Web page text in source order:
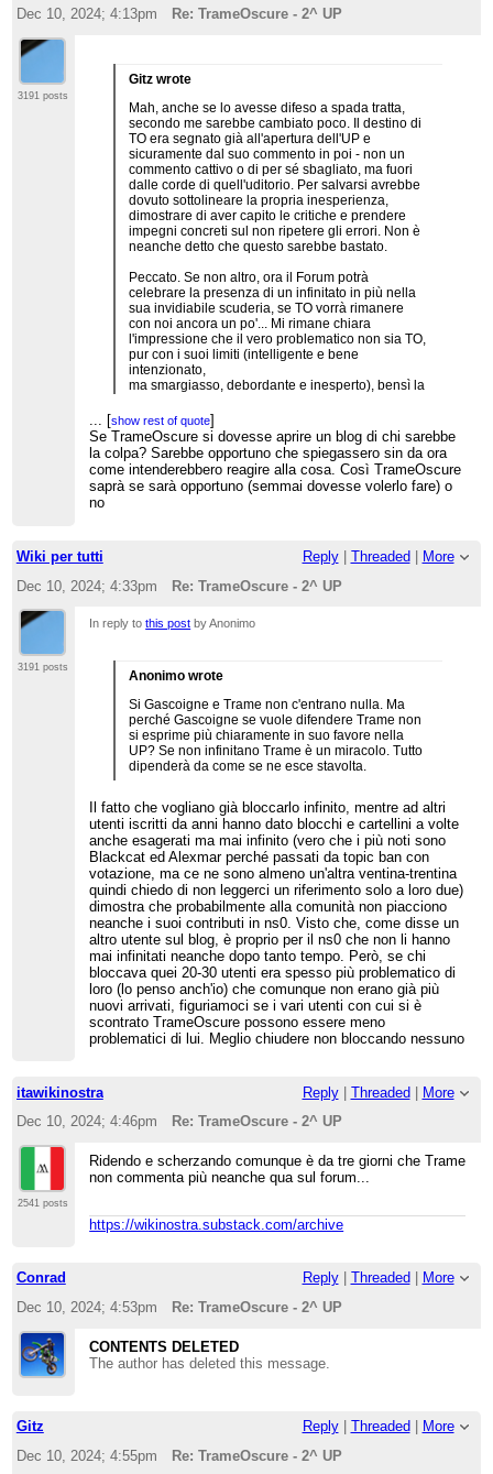
Dec 10, 2024; 4:13pm Re: TrameOscure - 2^ UP
3191 posts
Gitz wrote
Mah, anche se lo avesse difeso a spada tratta,
secondo me sarebbe cambiato poco. Il destino di
TO era segnato già all'apertura dell'UP e
sicuramente dal suo commento in poi - non un
commento cattivo o di per sé sbagliato, ma fuori
dalle corde di quell'uditorio. Per salvarsi avrebbe
dovuto sottolineare la propria inesperienza,
dimostrare di aver capito le critiche e prendere
impegni concreti sul non ripetere gli errori. Non è
neanche detto che questo sarebbe bastato.
Peccato. Se non altro, ora il Forum potrà
celebrare la presenza di un infinitato in più nella
sua invidiabile scuderia, se TO vorrà rimanere
con noi ancora un po'... Mi rimane chiara
l'impressione che il vero problematico non sia TO,
pur con i suoi limiti (intelligente e bene
intenzionato,
ma smargiasso, debordante e inesperto), bensì la
Friniate, ecc., incapaci di integrare un utente del
genere. Pessima prova anche per le nuove
speranze periferiche, Walther e Smatteo.
... [show rest of quote]
Se TrameOscure si dovesse aprire un blog di chi sarebbe
la colpa? Sarebbe opportuno che spiegassero sin da ora
come intenderebbero reagire alla cosa. Così TrameOscure
saprà se sarà opportuno (semmai dovesse volerlo fare) o
no
Wiki per tutti Reply| Threaded | More
Dec 10, 2024; 4:33pm
Re: TrameOscure - 2^ UP
3191 posts
In reply tothis post by Anonimo
Anonimo wrote
Si Gascoigne e Trame non c'entrano nulla. Ma
perché Gascoigne se vuole difendere Trame non
si esprime più chiaramente in suo favore nella
UP? Se non infinitano Trame è un miracolo. Tutto
dipenderà da come se ne esce stavolta.
Il fatto che vogliano già bloccarlo infinito, mentre ad altri
utenti iscritti da anni hanno dato blocchi e cartellini a volte
anche esagerati ma mai infinito (vero che i più noti sono
Blackcat ed Alexmar perché passati da topic ban con
votazione, ma ce ne sono almeno un'altra ventina-trentina
quindi chiedo di non leggerci un riferimento solo a loro due)
dimostra che probabilmente alla comunità non piacciono
neanche i suoi contributi in ns0. Visto che, come disse un
altro utente sul blog, è proprio per il ns0 che non li hanno
mai infinitati neanche dopo tanto tempo. Però, se chi
bloccava quei 20-30 utenti era spesso più problematico di
loro (lo penso anch'io) che comunque non erano già più
nuovi arrivati, figuriamoci se i vari utenti con cui si è
scontrato TrameOscure possono essere meno
problematici di lui. Meglio chiudere non bloccando nessuno
itawikinostra Reply| Threaded | More
Dec 10, 2024; 4:46pm
Re: TrameOscure - 2^ UP
2541 posts
Ridendo e scherzando comunque è da tre giorni che Trame
non commenta più neanche qua sul forum...
https://wikinostra.substack.com/archive
Conrad Reply| Threaded
More
Dec 10, 2024; 4:53pm
Re: TrameOscure - 2^ UP
CONTENTS DELETED
The author has deleted this message.
Gitz Reply| Threaded
More
Dec 10, 2024; 4:55pm
Re: TrameOscure - 2^ UP